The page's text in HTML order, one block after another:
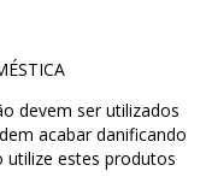
devem ser utilizados
acabar danificando
utilize estes produtos